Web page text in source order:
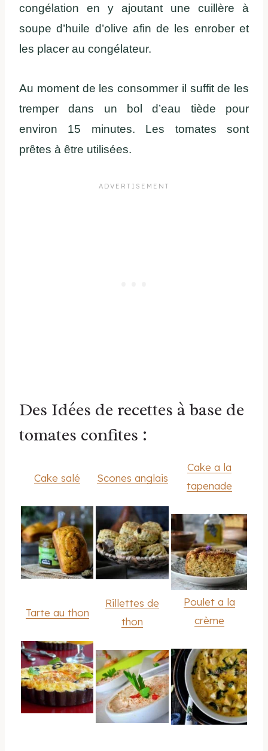
congélation en y ajoutant une cuillère à
soupe d’huile d’olive afin de les enrober et
les placer au congélateur.
Au moment de les consommer il suffit de les
tremper dans un bol d’eau tiède pour
environ 15 minutes. Les tomates sont
prêtes à être utilisées.
Des Idées de recettes à base de
tomates confites :
Cake salé Scones anglais
Cake a la
tapenade
Tarte au thon
Rillettes de
thon
Poulet a la
crème